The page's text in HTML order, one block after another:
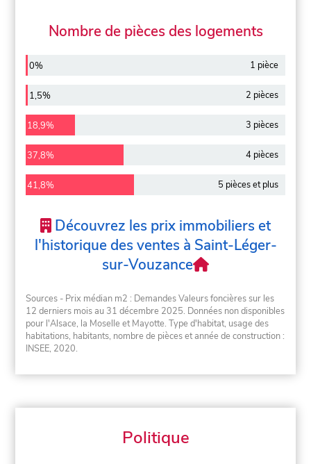
Nombre de pièces des logements
0% 1 pièce
1,5% 2 pièces
18,9% 3 pièces
37,8% 4 pièces
41,8% 5 pièces et plus
Découvrez les prix immobiliers et
l'historique des ventes à Saint-Léger-
sur-Vouzance
Sources - Prix médian m2 : Demandes Valeurs foncières sur les
12 derniers mois au 31 décembre 2025. Données non disponibles
pour l'Alsace, la Moselle et Mayotte. Type d'habitat, usage des
habitations, habitants, nombre de pièces et année de construction :
INSEE, 2020.
Politique